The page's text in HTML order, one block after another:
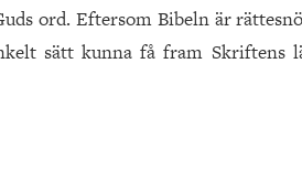
ord. Eftersom Bibeln är
sätt kunna få fram Skriftens